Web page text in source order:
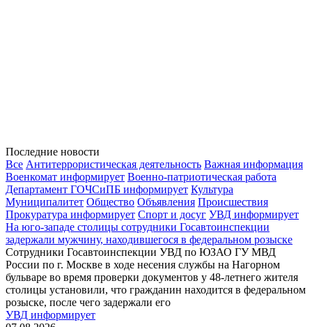
Последние новости
Все Антитеррористическая деятельность Важная информация
Военкомат информирует Военно-патриотическая работа
Департамент ГОЧСиПБ информирует Культура
Муниципалитет Общество Объявления Происшествия
Прокуратура информирует Спорт и досуг УВД информирует
На юго-западе столицы сотрудники Госавтоинспекции
задержали мужчину, находившегося в федеральном розыске
Сотрудники Госавтоинспекции УВД по ЮЗАО ГУ МВД
России по г. Москве в ходе несения службы на Нагорном
бульваре во время проверки документов у 48-летнего жителя
столицы установили, что гражданин находится в федеральном
розыске, после чего задержали его
УВД информирует